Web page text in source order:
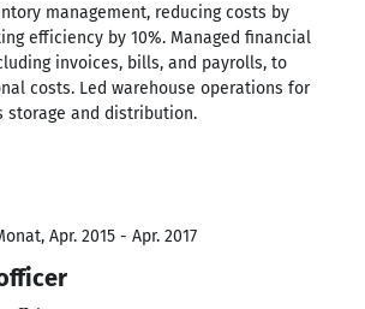
management, reducing costs by
efficiency by 10%. Managed financial
invoices, bills, and payrolls, to
costs. Led warehouse operations for
storage and distribution.
Apr. 2015 - Apr. 2017